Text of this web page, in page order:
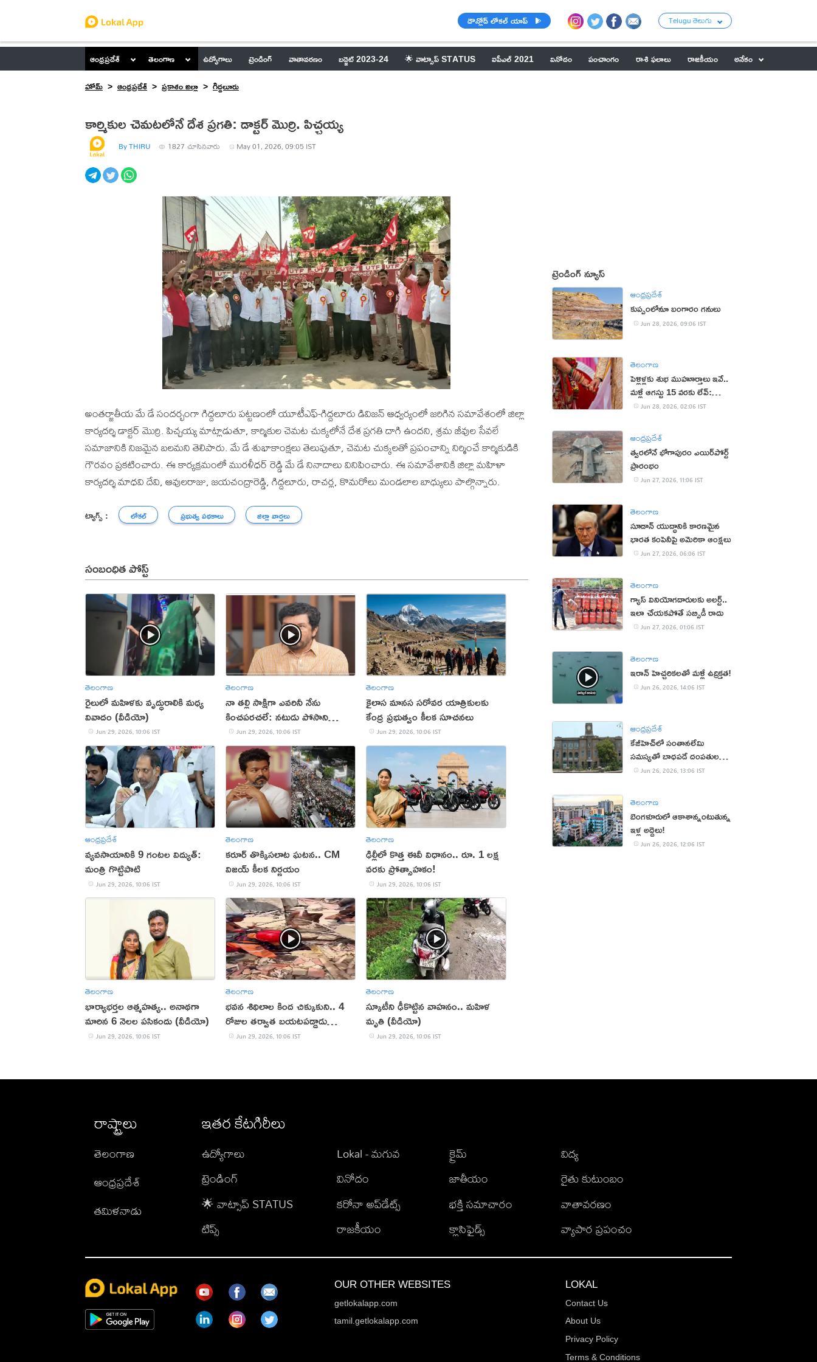
డౌన్లోడ్ లోకల్ యాప్ Telugu తెలుగు
ఆంధ్రప్రదేశ్ తెలంగాణ ఉద్యోగాలు ట్రెండింగ్ వాతావరణం బడ్జెట్ 2023-24 🌟 వాట్సాప్ STATUS ఐపీఎల్ 2021 వినోదం పంచాంగం రాశి ఫలాలు రాజకీయం
అనేకం
హోమ్
ఆంధ్రప్రదేశ్ ప్రకాశం జిల్లా గిద్దలూరు
కార్మికుల చెమటలోనే దేశ ప్రగతి: డాక్టర్ మొర్రి. పిచ్చయ్య
By THIRU 1827 చూసినవారు May 01, 2026, 09:05 IST
అంతర్జాతీయ మే డే సందర్భంగా గిద్దలూరు పట్టణంలో యూటీఎఫ్-గిద్దలూరు డివిజన్ ఆధ్వర్యంలో జరిగిన సమావేశంలో జిల్లా
కార్యదర్శి డాక్టర్ మొర్రి. పిచ్చయ్య మాట్లాడుతూ, కార్మికుల చెమట చుక్కలోనే దేశ ప్రగతి దాగి ఉందని, శ్రమ జీవుల సేవలే
సమాజానికి నిజమైన బలమని తెలిపారు. మే డే శుభాకాంక్షలు తెలుపుతూ, చెమట చుక్కలతో ప్రపంచాన్ని నిర్మించే కార్మికుడికి
గౌరవం ప్రకటించారు. ఈ కార్యక్రమంలో మురళీధర్ రెడ్డి మే డే నినాదాలు వినిపించారు. ఈ సమావేశానికి జిల్లా మహిళా
కార్యదర్శి మాధవి దేవి, ఆవులరాజు, జయచంద్రారెడ్డి, గిద్దలూరు, రాచర్ల, కొమరోలు మండలాల బాధ్యులు పాల్గొన్నారు.
ట్యాగ్స్ : లోకల్ ప్రభుత్వ పథకాలు జిల్లా వార్తలు
సంబంధిత పోస్ట్
తెలంగాణ
రైలులో మహిళకు వృద్ధురాలికి మధ్య
వివాదం (వీడియో)
Jun 29, 2026, 10:06 IST
తెలంగాణ
నా తల్లి సాక్షిగా ఎవరినీ నేను
కించపరచలే: నటుడు పోసాని
(VIDEO)
Jun 29, 2026, 10:06 IST
తెలంగాణ
కైలాస మానస సరోవర యాత్రికులకు
కేంద్ర ప్రభుత్వం కీలక సూచనలు
Jun 29, 2026, 10:06 IST
ఆంధ్రప్రదేశ్
వ్యవసాయానికి 9 గంటల విద్యుత్:
మంత్రి గొట్టిపాటి
Jun 29, 2026, 10:06 IST
తెలంగాణ
కరూర్‌ తొక్కిసలాట ఘటన.. CM
విజయ్‌ కీలక నిర్ణయం
Jun 29, 2026, 10:06 IST
తెలంగాణ
ఢిల్లీలో కొత్త ఈవీ విధానం.. రూ. 1 లక్ష
వరకు ప్రోత్సాహకం!
Jun 29, 2026, 10:06 IST
తెలంగాణ
భార్యాభర్తల ఆత్మహత్య.. అనాథగా
మారిన 6 నెలల పసికందు (వీడియో)
Jun 29, 2026, 10:06 IST
తెలంగాణ
భవన శిథిలాల కింద చిక్కుకుని.. 4
రోజుల తర్వాత బయటపడ్డాడు
(వీడియో)
Jun 29, 2026, 10:06 IST
తెలంగాణ
స్కూటీని ఢీకొట్టిన వాహనం.. మహిళ
మృతి (వీడియో)
Jun 29, 2026, 10:06 IST
ట్రెండింగ్ న్యూస్
ఆంధ్రప్రదేశ్
కుప్పంలోనూ బంగారం గనులు
Jun 28, 2026, 09:06 IST
తెలంగాణ
పెళ్లిళ్లకు శుభ ముహూర్తాలు ఇవే..
మళ్లీ ఆగస్టు 15 వరకు లేవ్:
పండితులు
Jun 28, 2026, 02:06 IST
ఆంధ్రప్రదేశ్
త్వరలోనే భోగాపురం ఎయిర్‌పోర్ట్
ప్రారంభం
Jun 27, 2026, 11:06 IST
తెలంగాణ
సూడాన్ యుద్ధానికి కారణమైన
భారత కంపెనీపై అమెరికా ఆంక్షలు
Jun 27, 2026, 06:06 IST
తెలంగాణ
గ్యాస్ వినియోగదారులకు అలర్ట్..
ఇలా చేయకపోతే సబ్సిడీ రాదు
Jun 27, 2026, 01:06 IST
తెలంగాణ
ఇరాన్ హెచ్చరికలతో మళ్లీ ఉద్రిక్తత!
Jun 26, 2026, 14:06 IST
ఆంధ్రప్రదేశ్
కేజీహెచ్‌లో సంతానలేమి
సమస్యతో బాధపడే దంపతులకు
ఉచితంగా చికిత్స
Jun 26, 2026, 13:06 IST
తెలంగాణ
బెంగళూరులో ఆకాశాన్నంటుతున్న
ఇళ్ల అద్దెలు!
Jun 26, 2026, 12:06 IST
రాష్ట్రాలు
తెలంగాణ
ఆంధ్రప్రదేశ్
తమిళనాడు
ఇతర కేటగిరీలు
ఉద్యోగాలు
ట్రెండింగ్
🌟 వాట్సాప్ STATUS
టిప్స్
Lokal - మగువ
వినోదం
కరోనా అప్‌డేట్స్
రాజకీయం
క్రైమ్
జాతీయం
భక్తి సమాచారం
క్లాసిఫైడ్స్
విద్య
రైతు కుటుంబం
వాతావరణం
వ్యాపార ప్రపంచం
OUR OTHER WEBSITES
getlokalapp.com
tamil.getlokalapp.com
LOKAL
Contact Us
About Us
Privacy Policy
Terms & Conditions